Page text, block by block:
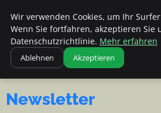
Apemania Shop -
Apemania Shop
NACHRICHTEN, TIPPS UND
EINBLICKE
Newsletter
Wir verwenden Cookies, um Ihr
Wenn Sie fortfahren, akzeptieren Sie
Datenschutzrichtlinie. Mehr erfahren
Ablehnen Akzeptieren